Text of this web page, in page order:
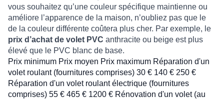
vous souhaitez qu’une couleur spécifique maintienne ou
améliore l’apparence de la maison, n’oubliez pas que le
de la couleur différente coûtera plus cher. Par exemple, le
prix d’achat de volet PVC anthracite ou beige est plus
élevé que le PVC blanc de base.
Prix minimum Prix moyen Prix maximum Réparation d'un
volet roulant (fournitures comprises) 30 € 140 € 250 €
Réparation d'un volet roulant électrique (fournitures
comprises) 55 € 465 € 1200 € Rénovation d'un volet (au